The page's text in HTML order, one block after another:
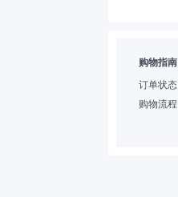
购物指南
订单状态
购物流程